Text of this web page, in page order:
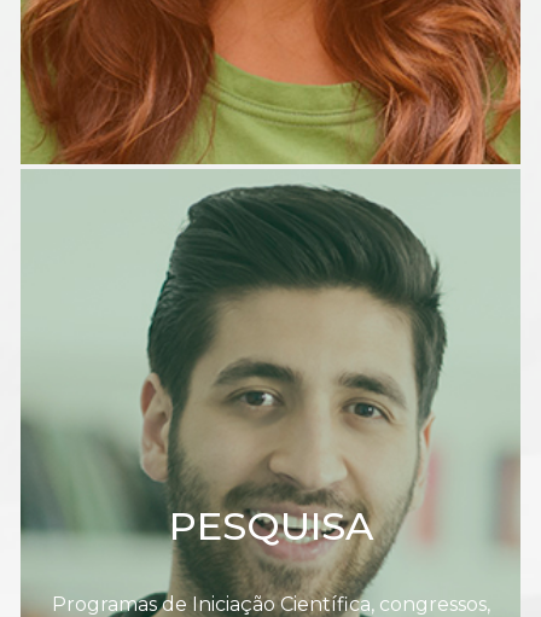
PESQUISA
Programas de Iniciação Científica, congressos,